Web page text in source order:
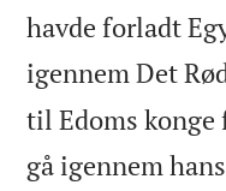
havde forladt
igennem Det
til Edoms
gå igennem